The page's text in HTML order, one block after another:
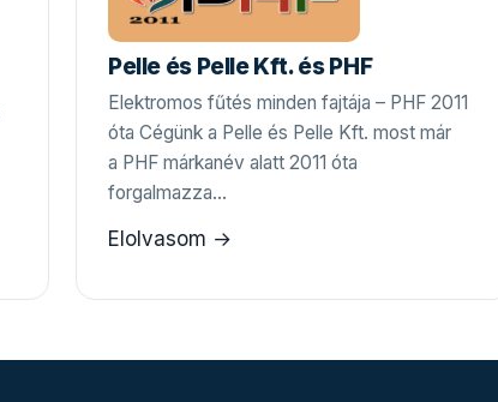
Pelle és Pelle Kft. és PHF
Elektromos fűtés minden fajtája – PHF 2011
óta Cégünk a Pelle és Pelle Kft. most már
a PHF márkanév alatt 2011 óta
forgalmazza…
Elolvasom →